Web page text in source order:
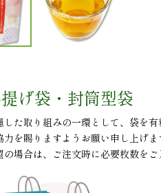
げ袋・封筒型袋
した取り組みの一環として、袋を
力を賜りますようお願い申し上げま
の場合は、ご注文時に必要枚数を